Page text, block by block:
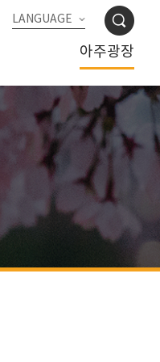
LANGUAGE
아주광장